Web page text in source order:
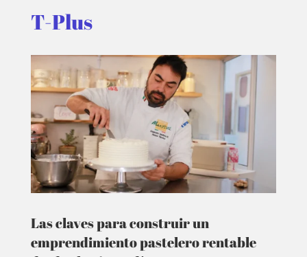
T-Plus
Las claves para construir un
emprendimiento pastelero rentable